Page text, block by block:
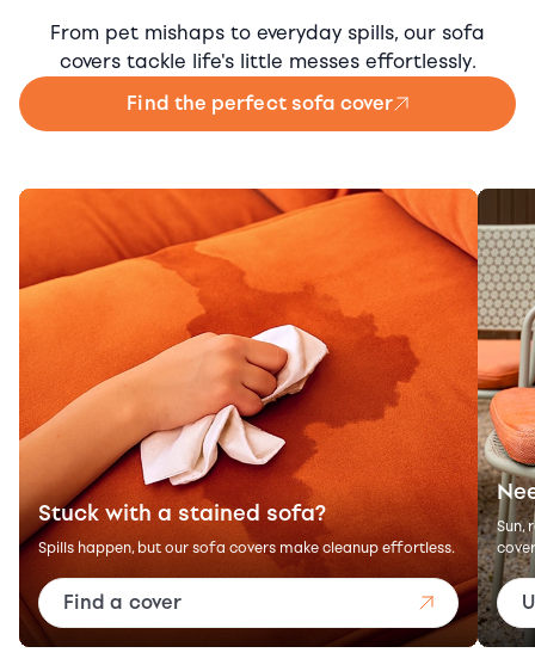
From pet mishaps to everyday spills, our sofa
covers tackle life's little messes effortlessly.
Find the perfect sofa cover
Stuck with a stained sofa?
Spills happen, but our sofa covers make cleanup effortless.
Find a cover
Sun,